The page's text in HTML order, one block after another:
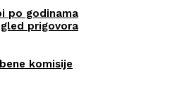
po godinama
prigovora
komisije